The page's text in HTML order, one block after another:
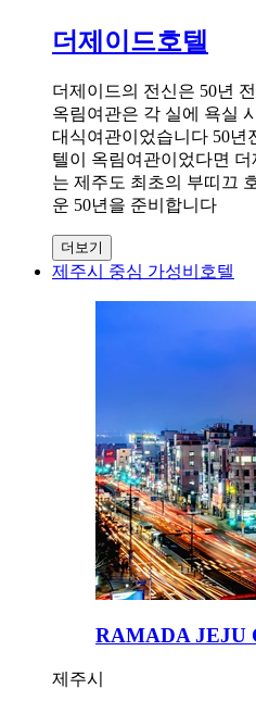
더제이드호텔
더제이드의 전신은 50년
옥림여관은 각 실에 욕실
대식여관이었습니다 50년
텔이 옥림여관이었다면
는 제주도 최초의 부띠끄
운 50년을 준비합니다
더보기
제주시 중심 가성비호텔
RAMADA JEJU
제주시